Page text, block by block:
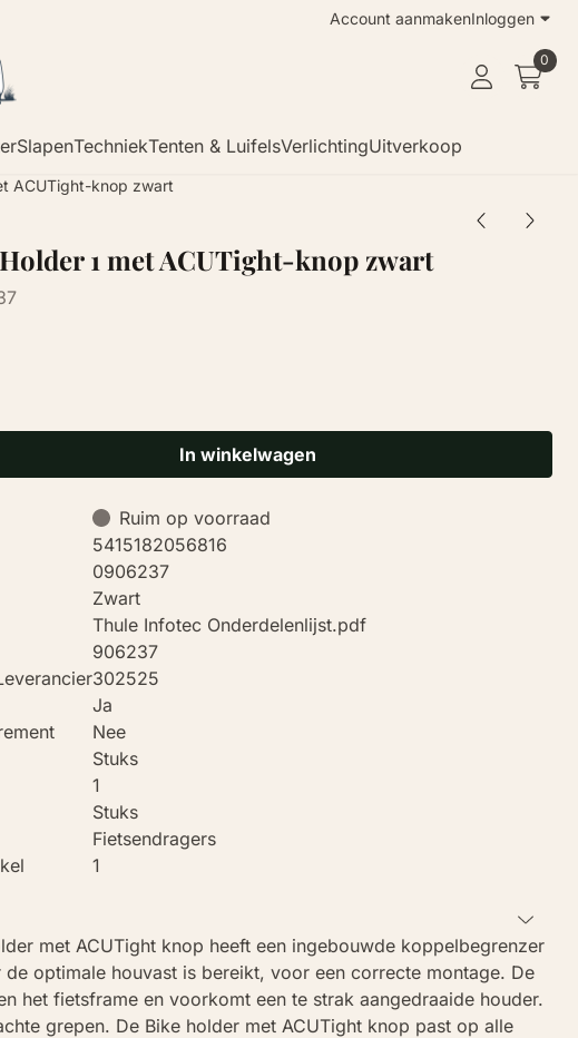
Account aanmakenInloggen
0
SlapenTechniekTenten & LuifelsVerlichtingUitverkoop
ACUTight-knop zwart
1 met ACUTight-knop zwart
In winkelwagen
Ruim op voorraad
5415182056816
0906237
Zwart
Thule Infotec Onderdelenlijst.pdf
906237
302525
Ja
Nee
Stuks
1
Stuks
Fietsendragers
1
met ACUTight knop heeft een ingebouwde koppelbegrenzer
optimale houvast is bereikt, voor een correcte montage. De
het fietsframe en voorkomt een te strak aangedraaide houder.
grepen. De Bike holder met ACUTight knop past op alle